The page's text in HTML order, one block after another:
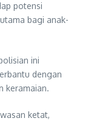
potensi
bagi anak-
ini
dengan
keramaian.
ketat,